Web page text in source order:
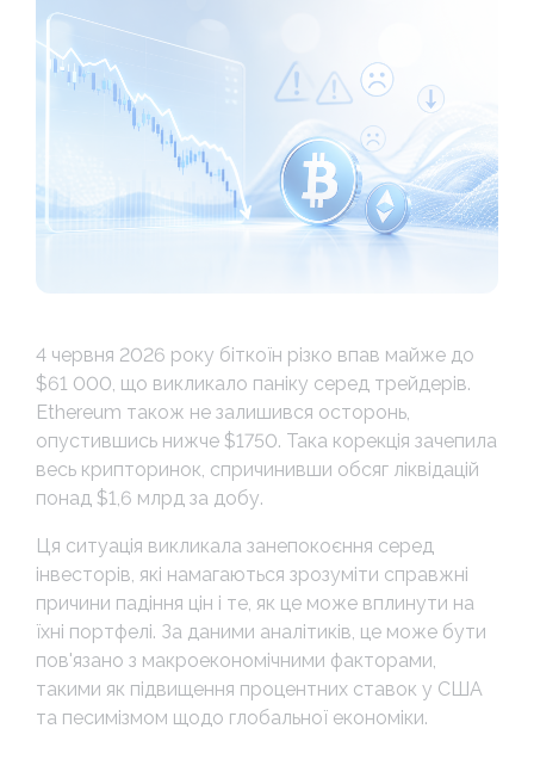
4 червня 2026 року біткоїн різко впав майже до
$61 000, що викликало паніку серед трейдерів.
Ethereum також не залишився осторонь,
опустившись нижче $1750. Така корекція зачепила
весь крипторинок, спричинивши обсяг ліквідацій
понад $1,6 млрд за добу.
Ця ситуація викликала занепокоєння серед
інвесторів, які намагаються зрозуміти справжні
причини падіння цін і те, як це може вплинути на
їхні портфелі. За даними аналітиків, це може бути
пов'язано з макроекономічними факторами,
такими як підвищення процентних ставок у США
та песимізмом щодо глобальної економіки.